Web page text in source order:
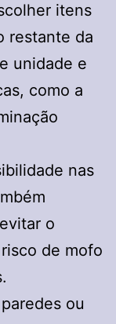
itens
restante da
unidade e
como a
nas
o
de mofo
ou